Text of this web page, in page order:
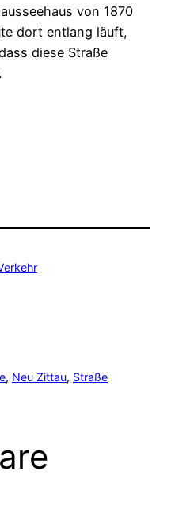
von 1870
dort entlang läuft,
diese Straße
, Neu Zittau, Straße